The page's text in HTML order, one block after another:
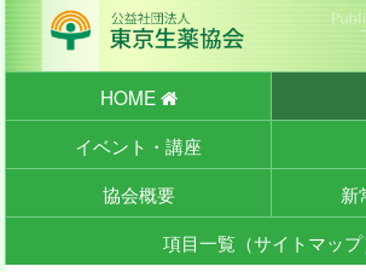
HOME
イベント・講座
協会概要
新
項目一覧（サイトマップ